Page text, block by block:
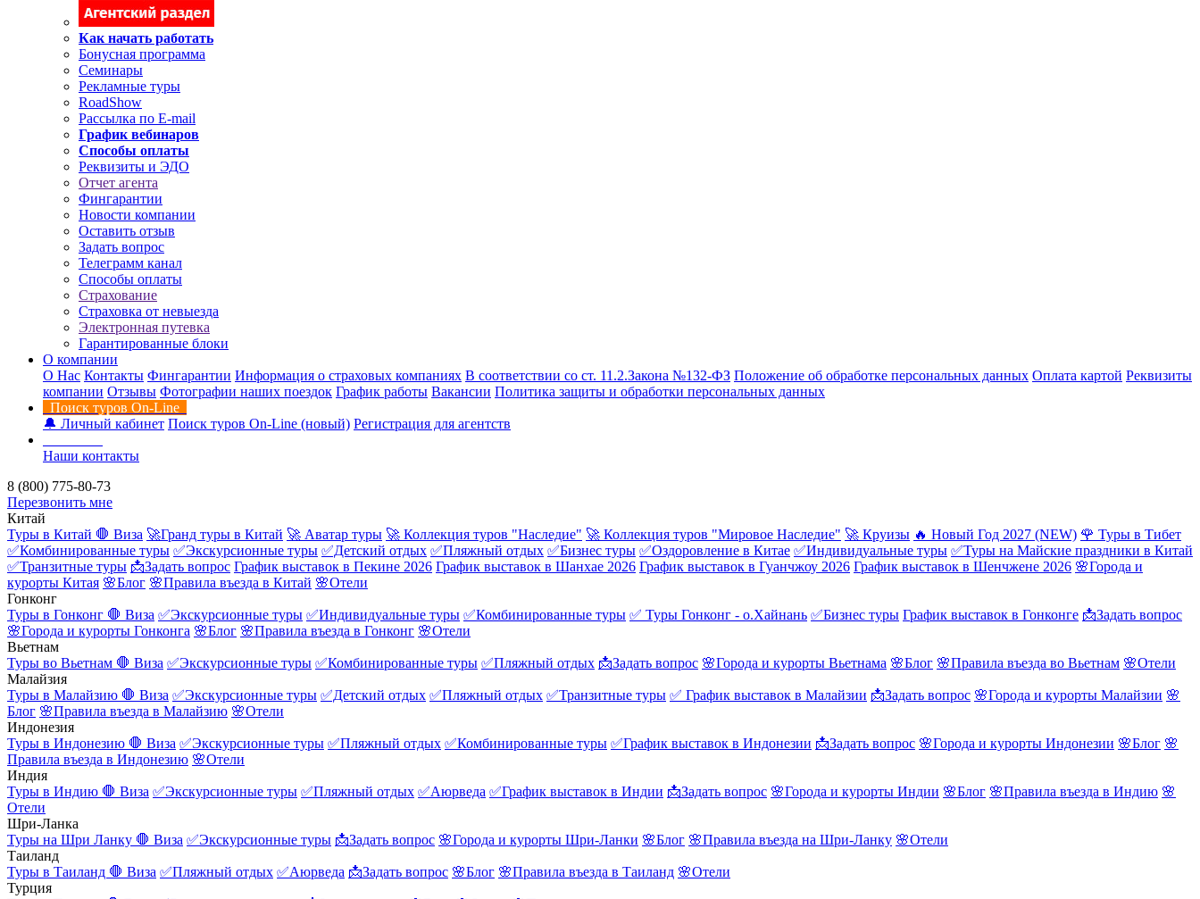
Как начать работать
Бонусная программа
Семинары
Рекламные туры
RoadShow
Рассылка по E-mail
График вебинаров
Способы оплаты
Реквизиты и ЭДО
Отчет агента
Фингарантии
Новости компании
Оставить отзыв
Задать вопрос
Телеграмм канал
Способы оплаты
Страхование
Страховка от невыезда
Электронная путевка
Гарантированные блоки
О компании
О Нас Контакты Фингарантии Информация о страховых компаниях В соответствии со ст. 11.2.Закона №132-ФЗ Положение об обработке персональных данных Оплата картой Реквизиты
компании Отзывы Фотографии наших поездок График работы Вакансии Политика защиты и обработки персональных данных
Поиск туров On-Line
🔔 Личный кабинет Поиск туров On-Line (новый) Регистрация для агентств
Наши контакты
8 (800) 775-80-73
Перезвонить мне
Китай
Туры в Китай 🛑 Виза 🚀Гранд туры в Китай 🚀 Аватар туры 🚀 Коллекция туров "Наследие" 🚀 Коллекция туров "Мировое Наследие" 🚀 Круизы 🔥 Новый Год 2027 (NEW) 🌹 Туры в Тибет
✅Комбинированные туры ✅Экскурсионные туры ✅Детский отдых ✅Пляжный отдых ✅Бизнес туры ✅Оздоровление в Китае ✅Индивидуальные туры ✅Туры на Майские праздники в Китай
✅Транзитные туры 📩Задать вопрос График выставок в Пекине 2026 График выставок в Шанхае 2026 График выставок в Гуанчжоу 2026 График выставок в Шенчжене 2026 🌸Города и
курорты Китая 🌸Блог 🌸Правила въезда в Китай 🌸Отели
Гонконг
Туры в Гонконг 🛑 Виза ✅Экскурсионные туры ✅Индивидуальные туры ✅Комбинированные туры ✅ Туры Гонконг - о.Хайнань ✅Бизнес туры График выставок в Гонконге 📩Задать вопрос
🌸Города и курорты Гонконга 🌸Блог 🌸Правила въезда в Гонконг 🌸Отели
Вьетнам
Туры во Вьетнам 🛑 Виза ✅Экскурсионные туры ✅Комбинированные туры ✅Пляжный отдых 📩Задать вопрос 🌸Города и курорты Вьетнама 🌸Блог 🌸Правила въезда во Вьетнам 🌸Отели
Малайзия
Туры в Малайзию 🛑 Виза ✅Экскурсионные туры ✅Детский отдых ✅Пляжный отдых ✅Транзитные туры ✅ График выставок в Малайзии 📩Задать вопрос 🌸Города и курорты Малайзии 🌸
Блог 🌸Правила въезда в Малайзию 🌸Отели
Индонезия
Туры в Индонезию 🛑 Виза ✅Экскурсионные туры ✅Пляжный отдых ✅Комбинированные туры ✅График выставок в Индонезии 📩Задать вопрос 🌸Города и курорты Индонезии 🌸Блог 🌸
Правила въезда в Индонезию 🌸Отели
Индия
Туры в Индию 🛑 Виза ✅Экскурсионные туры ✅Пляжный отдых ✅Аюрведа ✅График выставок в Индии 📩Задать вопрос 🌸Города и курорты Индии 🌸Блог 🌸Правила въезда в Индию 🌸
Отели
Шри-Ланка
Туры на Шри Ланку 🛑 Виза ✅Экскурсионные туры 📩Задать вопрос 🌸Города и курорты Шри-Ланки 🌸Блог 🌸Правила въезда на Шри-Ланку 🌸Отели
Таиланд
Туры в Таиланд 🛑 Виза ✅Пляжный отдых ✅Аюрведа 📩Задать вопрос 🌸Блог 🌸Правила въезда в Таиланд 🌸Отели
Турция